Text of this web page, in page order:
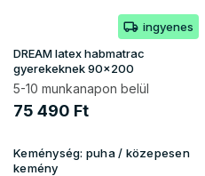
ingyenes
DREAM latex habmatrac
gyerekeknek 90x200
5-10 munkanapon belül
75 490 Ft
Keménység: puha / közepesen
kemény